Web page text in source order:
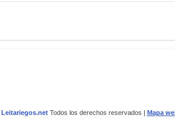
Leitariegos.netTodos los derechos reservados | Mapa